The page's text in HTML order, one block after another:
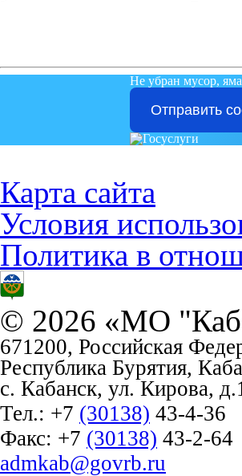
Не убран мусор,
Отправить
Карта сайта
Условия
Политика в
© 2026 «МО
671200, Российская
Республика Бурятия,
с. Кабанск, ул. Кирова,
Тел.: +7 (30138) 43-4-36
Факс: +7 (30138) 43-2-64
admkab@govrb.ru